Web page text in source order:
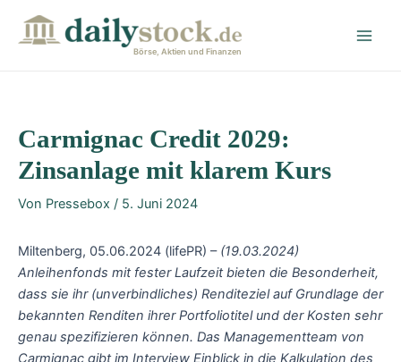
Börse, Aktien und Finanzen
Carmignac Credit 2029:
Zinsanlage mit klarem Kurs
Von Pressebox / 5. Juni 2024
Miltenberg, 05.06.2024 (lifePR) – (19.03.2024)
Anleihenfonds mit fester Laufzeit bieten die Besonderheit,
dass sie ihr (unverbindliches) Renditeziel auf Grundlage der
bekannten Renditen ihrer Portfoliotitel und der Kosten sehr
genau spezifizieren können. Das Managementteam von
Carmignac gibt im Interview Einblick in die Kalkulation des